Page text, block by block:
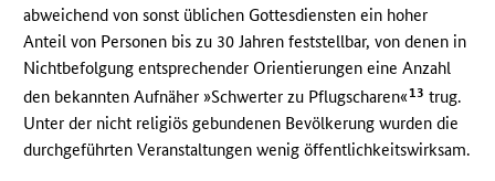
abweichend von sonst üblichen Gottesdiensten ein hoher
Anteil von Personen bis zu 30 Jahren feststellbar, von denen in
Nichtbefolgung entsprechender Orientierungen eine Anzahl
den bekannten Aufnäher »Schwerter zu Pflugscharen«13 trug.
Unter der nicht religiös gebundenen Bevölkerung wurden die
durchgeführten Veranstaltungen wenig öffentlichkeitswirksam.